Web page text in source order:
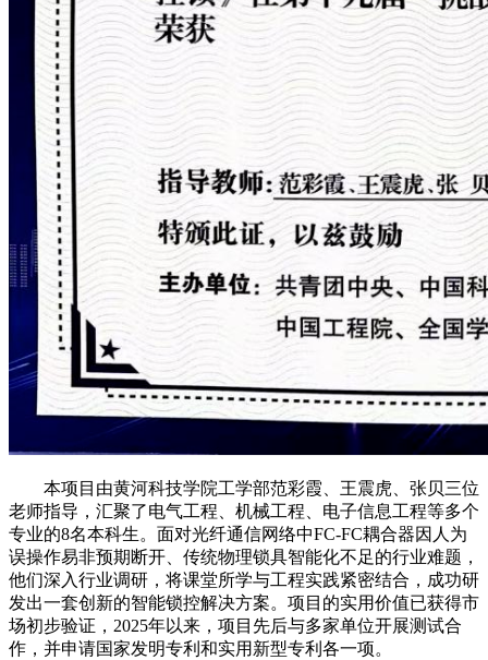
本项目由黄河科技学院工学部范彩霞、王震虎、张贝三位
老师指导，汇聚了电气工程、机械工程、电子信息工程等多个
专业的8名本科生。面对光纤通信网络中FC-FC耦合器因人为
误操作易非预期断开、传统物理锁具智能化不足的行业难题，
他们深入行业调研，将课堂所学与工程实践紧密结合，成功研
发出一套创新的智能锁控解决方案。项目的实用价值已获得市
场初步验证，2025年以来，项目先后与多家单位开展测试合
作，并申请国家发明专利和实用新型专利各一项。